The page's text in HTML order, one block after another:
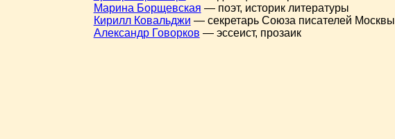
Марина Борщевская — поэт, историк литературы
Кирилл Ковальджи — секретарь Союза писателей Москвы
Александр Говорков — эссеист, прозаик